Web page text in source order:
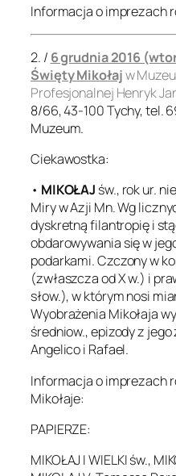
Informacja o imprezach
2. / 6 grudnia 2016
Święty Mikołajw
Profesjonalnej Henryk
8/66, 43-100 Tychy, tel.
Muzeum.
Ciekawostka:
• MIKOŁAJ św., rok ur.
Miry w Azji Mn. Wg
dyskretną filantropię i
obdarowywania się w
podarkami. Czczony w
(zwłaszcza od X w.) i
słow.), w którym nosi
Wyobrażenia Mikołaja
średniow., epizody z
Angelico i Rafael.
Informacja o imprezach
Mikołaje:
PAPIERZE:
MIKOŁAJ I WIELKI św.,